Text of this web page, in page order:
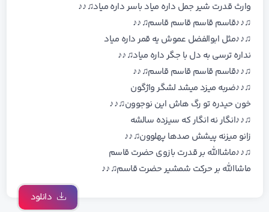
وارث قدرت شیر جمل داره میاد باسر داره میاد♫♪♪
♫♪♪قاسم قاسم قاسم قاسم♫♪♪
♫♪♪مثل ابوالفضل عموش یه قمر داره میاد
نداره ترسی به دل با جگر داره میاد♫♪♪
♫♪♪قاسم قاسم قاسم قاسم♫♪♪
♫♪♪ضربه میزد میشد لشگر واژگون
خون حیدره تو رگ هاش این نوجوون♫♪♪
♫♪♪انگار نه انگار که سیزده سالشه
زانو میزنه پیشش صدها پهلوون♫♪♪
♫♪♪ماشاالله بر قدرت بازوی حضرت قاسم
ماشاالله بر حرکت شمشیر حضرت قاسم♫♪♪
دانلود